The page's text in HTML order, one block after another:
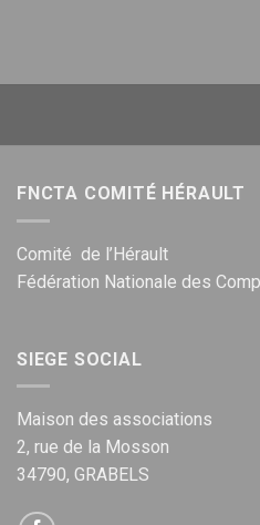
FNCTA COMITÉ HÉRAULT
Comité de l’Hérault
Fédération Nationale des
SIEGE SOCIAL
Maison des associations
2, rue de la Mosson
34790, GRABELS